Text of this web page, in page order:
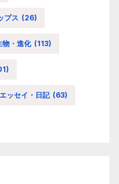
プス (26)
物・進化 (113)
ッセイ・日記 (63)